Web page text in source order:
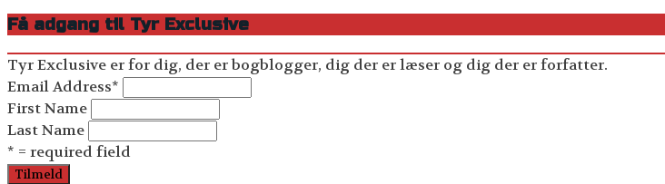
Få adgang til Tyr Exclusive
Tyr Exclusive er for dig, der er bogblogger, dig der er læser og dig der er forfatter.
Email Address*
First Name
Last Name
* = required field